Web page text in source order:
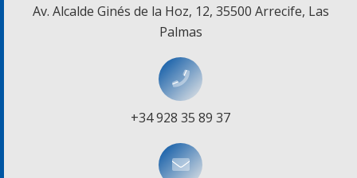
Av. Alcalde Ginés de la Hoz, 12, 35500 Arrecife, Las
Palmas
+34 928 35 89 37